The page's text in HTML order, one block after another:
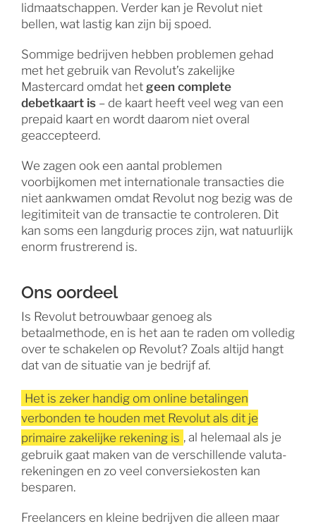
lidmaatschappen. Verder kan je Revolut niet
bellen, wat lastig kan zijn bij spoed.
Sommige bedrijven hebben problemen gehad
met het gebruik van Revolut’s zakelijke
Mastercard omdat het geen complete
debetkaart is– de kaart heeft veel weg van een
prepaid kaart en wordt daarom niet overal
geaccepteerd.
We zagen ook een aantal problemen
voorbijkomen met internationale transacties die
niet aankwamen omdat Revolut nog bezig was de
legitimiteit van de transactie te controleren. Dit
kan soms een langdurig proces zijn, wat natuurlijk
enorm frustrerend is.
Ons oordeel
Is Revolut betrouwbaar genoeg als
betaalmethode, en is het aan te raden om volledig
over te schakelen op Revolut? Zoals altijd hangt
dat van de situatie van je bedrijf af.
Het is zeker handig om online betalingen
verbonden te houden met Revolut als dit je
primaire zakelijke rekening is , al helemaal als je
gebruik gaat maken van de verschillende valuta-
rekeningen en zo veel conversiekosten kan
besparen.
Freelancers en kleine bedrijven die alleen maar